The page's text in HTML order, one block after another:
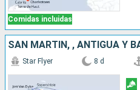
Comidas incluidas
Star Flyer 8 d